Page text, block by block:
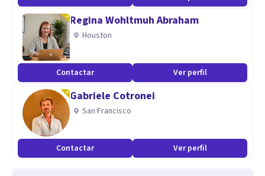
Regina Wohltmuh Abraham
Houston
Contactar Ver perfil
Gabriele Cotronei
San Francisco
Contactar Ver perfil